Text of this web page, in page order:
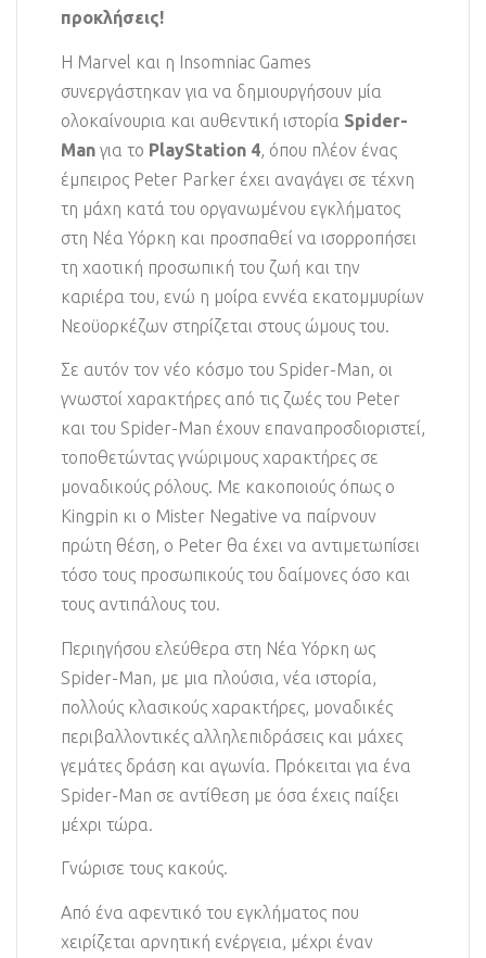
προκλήσεις!
Η Marvel και η Insomniac Games
συνεργάστηκαν για να δημιουργήσουν μία
ολοκαίνουρια και αυθεντική ιστορία Spider-
Man για το PlayStation 4, όπου πλέον ένας
έμπειρος Peter Parker έχει αναγάγει σε τέχνη
τη μάχη κατά του οργανωμένου εγκλήματος
στη Νέα Υόρκη και προσπαθεί να ισορροπήσει
τη χαοτική προσωπική του ζωή και την
καριέρα του, ενώ η μοίρα εννέα εκατομμυρίων
Νεοϋορκέζων στηρίζεται στους ώμους του.
Σε αυτόν τον νέο κόσμο του Spider-Man, οι
γνωστοί χαρακτήρες από τις ζωές του Peter
και του Spider-Man έχουν επαναπροσδιοριστεί,
τοποθετώντας γνώριμους χαρακτήρες σε
μοναδικούς ρόλους. Με κακοποιούς όπως ο
Kingpin κι ο Mister Negative να παίρνουν
πρώτη θέση, ο Peter θα έχει να αντιμετωπίσει
τόσο τους προσωπικούς του δαίμονες όσο και
τους αντιπάλους του.
Περιηγήσου ελεύθερα στη Νέα Υόρκη ως
Spider-Man, με μια πλούσια, νέα ιστορία,
πολλούς κλασικούς χαρακτήρες, μοναδικές
περιβαλλοντικές αλληλεπιδράσεις και μάχες
γεμάτες δράση και αγωνία. Πρόκειται για ένα
Spider-Man σε αντίθεση με όσα έχεις παίξει
μέχρι τώρα.
Γνώρισε τους κακούς.
Από ένα αφεντικό του εγκλήματος που
χειρίζεται αρνητική ενέργεια, μέχρι έναν